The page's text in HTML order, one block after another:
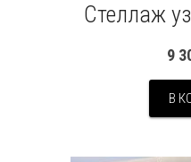
Стеллаж
9
В